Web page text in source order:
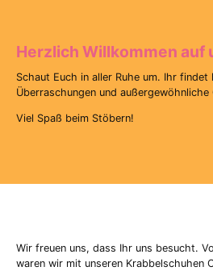
Herzlich Willkommen auf
Schaut Euch in aller Ruhe um. Ihr
Überraschungen und außergewöhnliche
Viel Spaß beim Stöbern!
Wir freuen uns, dass Ihr uns besucht.
waren wir mit unseren Krabbelschuhen